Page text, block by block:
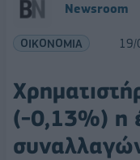
Newsroom
ΟΙΚΟΝΟΜΙΑ
(-0,13%) η